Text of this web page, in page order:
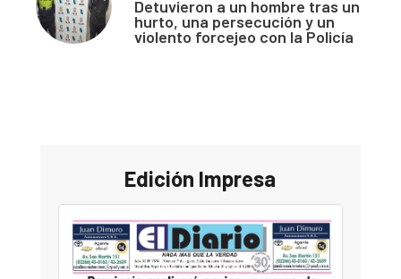
Detuvieron a un hombre tras un
hurto, una persecución y un
violento forcejeo con la Policía
Edición Impresa